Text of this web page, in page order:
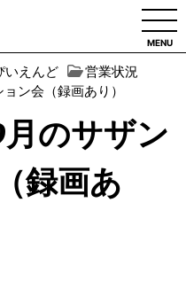
MENU
いえんど
営業状況
ン会（録画あり）
月のサザン
録画あ